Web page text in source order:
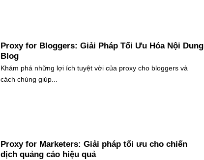
Proxy for Bloggers: Giải Pháp Tối Ưu Hóa Nội Dung
Blog
Khám phá những lợi ích tuyệt vời của proxy cho bloggers và
cách chúng giúp...
Proxy for Marketers: Giải pháp tối ưu cho chiến
dịch quảng cáo hiệu quả